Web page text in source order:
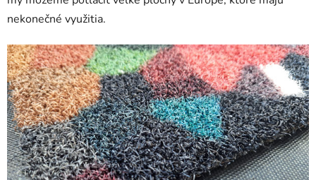
nekonečné využitia.